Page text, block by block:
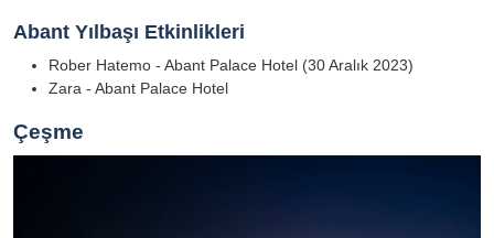
Abant Yılbaşı Etkinlikleri
Rober Hatemo - Abant Palace Hotel (30 Aralık 2023)
Zara - Abant Palace Hotel
Çeşme